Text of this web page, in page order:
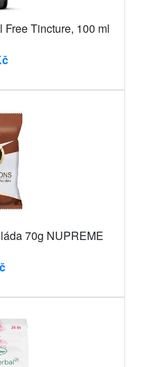
Tincture, 100 ml
70g NUPREME